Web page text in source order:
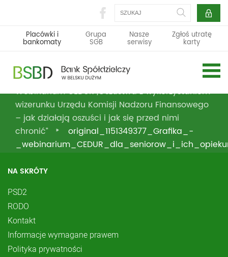
Szukaj
Placówki i
bankomaty
Grupa
SGB
Nasze
serwisy
Zgłoś utratę
karty
wizerunku Urzędu Komisji Nadzoru Finansowego
– jak działają oszuści i jak się przed nimi
chronić”
original_1151349377_Grafika_-
NA SKRÓTY
PSD2
RODO
Kontakt
Informacje wymagane prawem
Polityka prywatności